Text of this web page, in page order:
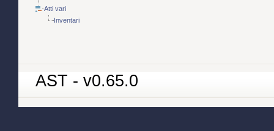
Atti vari
Inventari
AST - v0.65.0